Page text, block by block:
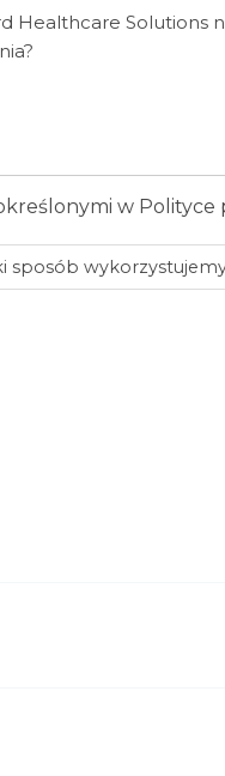
Healthcare Solutions
w Polityce
sposób